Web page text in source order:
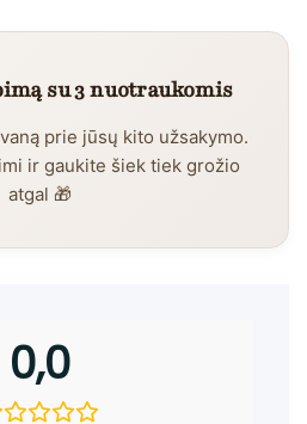
su 3 nuotraukomis
prie jūsų kito užsakymo.
ir gaukite šiek tiek grožio
atgal 🎁
0,0